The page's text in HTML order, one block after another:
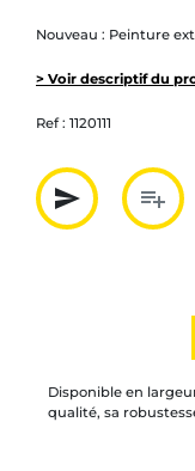
Nouveau : Peinture
> Voir descriptif du
Ref : 1120111
send
Partager
playlist_add
Disponible en
qualité, sa